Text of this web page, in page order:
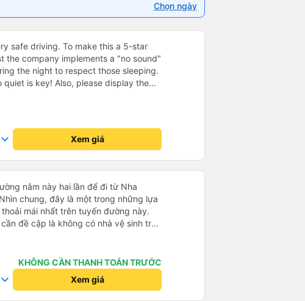
Chọn ngày
safe driving. To make this a 5-star
the company implements a "no sound"
the night to respect those sleeping.
quiet is key! Also, please display the
inside the cabin for convenience. I
nên có quy định rõ ràng về việc giữ im
thoại) vào ban đêm để tránh làm
hộ nhà xe trong tương lai!
keyboard_arrow_down Xem giá
nằm này hai lần để đi từ Nha
chung, đây là một trong những lựa
mái nhất trên tuyến đường này.
đề cập là không có nhà vệ sinh trên
khó chịu trên một hành trình dài
mái. Chuyến đi gần đây nhất của tôi
dù xe bị chậm khoảng một tiếng,
báo trước cho tôi, nên tôi không
KHÔNG CẦN THANH TOÁN TRƯỚC
keyboard_arrow_down Xem giá